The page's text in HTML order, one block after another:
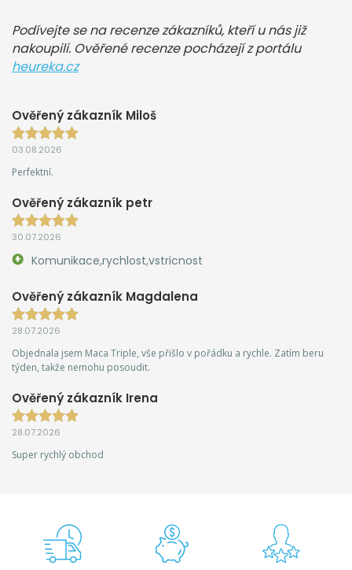
Podívejte se na recenze zákazníků, kteří u nás již
nakoupili. Ověřené recenze pocházejí z portálu
heureka.cz
Ověřený zákazník Miloš
03.08.2026
Perfektní.
Ověřený zákazník petr
30.07.2026
Komunikace,rychlost,vstricnost
Ověřený zákazník Magdalena
28.07.2026
Objednala jsem Maca Triple, vše přišlo v pořádku a rychle. Zatím beru
týden, takže nemohu posoudit.
Ověřený zákazník Irena
28.07.2026
Super rychlý obchod